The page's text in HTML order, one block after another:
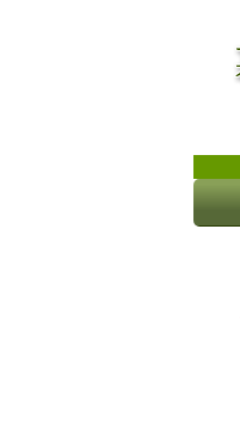
Skip
to